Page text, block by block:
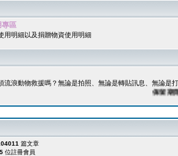
專區
用明細以及捐贈物資使用明細
流浪動物救援嗎？無論是拍照、無論是轉貼訊息、無論是
保留期限：
篇文章
位註冊會員